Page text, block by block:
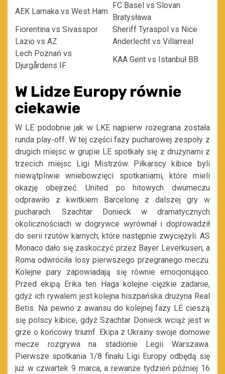
AEK Larnaka vs West Ham
FC Basel vs Slovan
Bratysława
Fiorentina vs Sivasspor
Sheriff Tyraspol vs Nice
Lazio vs AZ
Anderlecht vs Villarreal
Lech Poznań vs
Djurgårdens IF
KAA Gent vs Istanbuł BB
W Lidze Europy równie
ciekawie
W LE podobnie jak w LKE najpierw rozegrana została
runda play-off. W tej części fazy pucharowej zespoły z
drugich miejsc w grupie LE spotkały się z drużynami z
trzecich miejsc Ligi Mistrzów. Piłkarscy kibice byli
niewątpliwie wniebowzięci spotkaniami, które mieli
okazję obejrzeć. United po hitowych dwumeczu
odprawiło z kwitkiem Barcelonę z dalszej gry w
pucharach. Szachtar Donieck w dramatycznych
okolicznościach w dogrywce wyrównał i doprowadził
do serii rzutów karnych, które następnie zwyciężyli. AS
Monaco dało się zaskoczyć przez Bayer Leverkusen, a
Roma odwróciła losy pierwszego przegranego meczu.
Kolejne pary zapowiadają się równie emocjonująco.
Przed ekipą Erika ten Haga kolejne ciężkie zadanie,
gdyż ich rywalem jest kolejna hiszpańska drużyna Real
Betis. Na pewno z awansu do kolejnej fazy LE cieszą
się polscy kibice, gdyż Szachtar Donieck wciąż jest w
grze o końcowy triumf. Ekipa z Ukrainy swoje domowe
mecze rozgrywa na stadionie Legii Warszawa.
Pierwsze spotkania 1/8 finału Ligi Europy odbędą się
już w czwartek 9 marca, a rewanże tydzień później 16